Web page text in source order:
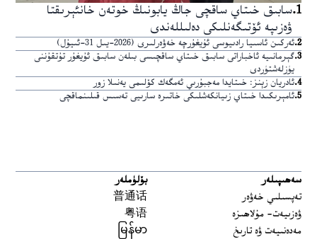
1
.سابىق خىتاي ساقچى جاڭ يابونىڭ خوتەن خانئېرىقتا
ۋەزىپە ئۆتىگەنلىكى دەلىللەندى
2
.ئەركىن ئاسىيا رادىيوسى ئۇيغۇرچە خەۋەرلىرى (2026-يىل 31-ئىيۇل)
3
.گېرمانىيە ئاخباراتى سابىق خىتاي ساقچىسى بىلەن سابىق ئۇيغۇر تۇتقۇننى
يۈزلەشتۈردى
4
.ئادريان زېنز: خىتايدا مەجبۇرىي ئەمگەك كۆلىمى يەنىلا زور
5
.ئامېرىكىدا خىتاي زىيانكەشلىكى خاتىرە سارىيى تەسىس قىلىنماقچى
سەھىپىلەر
تەپسىلىي خەۋەر
ۋەزىيەت- مۇلاھىزە
مەدەنىيەت ۋە تارىخ
بۆلۈملەر
普通话
粤语
မြန်မာ